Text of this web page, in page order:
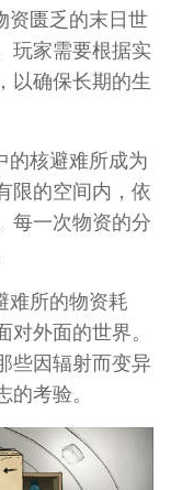
匮乏的末日世
玩家需要根据实
以确保长期的生
核避难所成为
限的空间内，依
每一次物资的分
所的物资耗
外面的世界。
些因辐射而变异
考验。